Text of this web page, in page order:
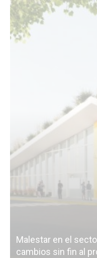
Malestar en el
cambios sin fin al